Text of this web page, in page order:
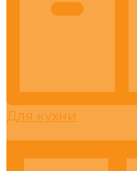
Для кухни